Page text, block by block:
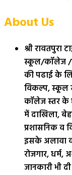
About Us
श्री रावतपुरा
स्कूल/कॉलेज /
की पढाई के
विकल्प, स्कूल
कॉलेज स्तर के
में दाखिला,
प्रशासनिक व
इसके अलावा
रोजगार,
जानकारी भी